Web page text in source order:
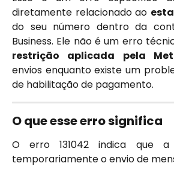
diretamente relacionado ao
do seu número dentro da
Business. Ele não é um erro
restrição aplicada pela
envios enquanto existe um
de habilitação de pagamento.
O que esse erro significa
O erro 131042 indica que a
temporariamente o envio de